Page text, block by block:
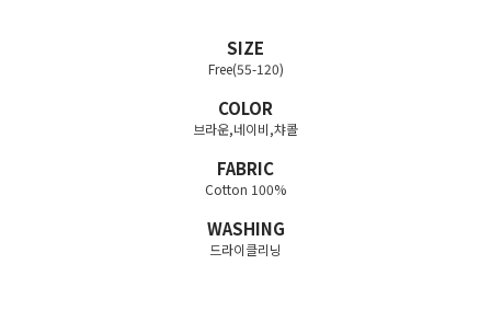
SIZE
Free(55-120)
COLOR
브라운,네이비,챠콜
FABRIC
Cotton 100%
WASHING
드라이클리닝